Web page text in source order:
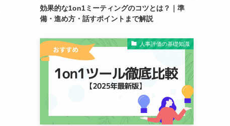
効果的な1on1ミーティングのコツとは？｜準
備・進め方・話すポイントまで解説
人事評価の基礎知識